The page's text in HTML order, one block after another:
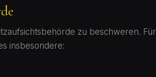
zu beschweren. Für
insbesondere: